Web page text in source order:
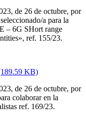
de 26 de octubre, por
a para la
– 6G SHort range
ref. 155/23.
KB)
de 26 de octubre, por
colaborar en la
ref. 169/23.